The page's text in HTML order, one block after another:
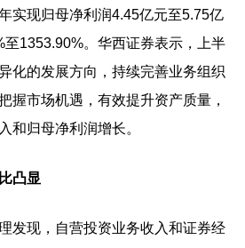
现归母净利润4.45亿元至5.75亿
至1353.90%。华西证券表示，上半
化的发展方向，持续完善业务组织
握市场机遇，有效提升资产质量，
和归母净利润增长。
凸显
现，自营投资业务收入和证券经